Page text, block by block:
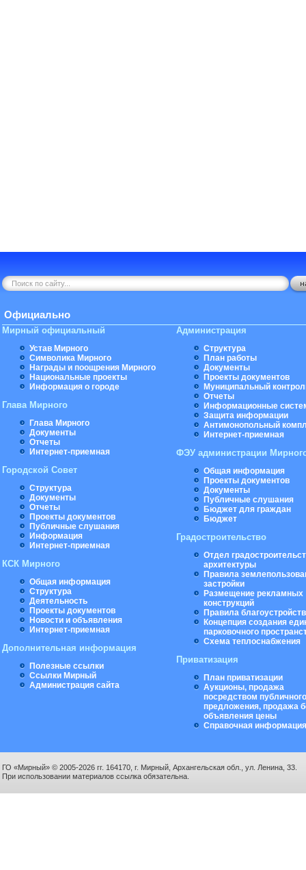
Официально
Мирный официальный
Устав Мирного
Символика Мирного
Награды и поощрения Мирного
Национальные проекты
Информация о городе
Глава Мирного
Глава Мирного
Документы
Отчеты
Интернет-приемная
Городской Совет
Структура
Документы
Отчеты
Проекты документов
Публичные слушания
Информация
Интернет-приемная
КСК Мирного
Общая информация
Структура
Деятельность
Проекты документов
Новости и объявления
Интернет-приемная
Дополнительная информация
Полезные ссылки
Ссылки Мирный
Администрация сайта
Администрация
Структура
План работы
Документы
Проекты документов
Муниципальный
Отчеты
Информационные
Защита информации
Антимонопольный
Интернет-приемная
ФЭУ администрации
Общая информация
Проекты документов
Документы
Публичные слушания
Бюджет для граждан
Бюджет
Градостроительство
Отдел
архитектуры
Правила
застройки
Размещение рекламных
конструкций
Правила
Концепция создания
парковочного
Схема теплоснабжения
Приватизация
План приватизации
Аукционы, продажа
посредством публичного
предложения, продажа
объявления цены
Справочная информация
ГО «Мирный» © 2005-2026 гг. 164170, г. Мирный, Архангельская обл., ул. Ленина, 33.
При использовании материалов ссылка обязательна.